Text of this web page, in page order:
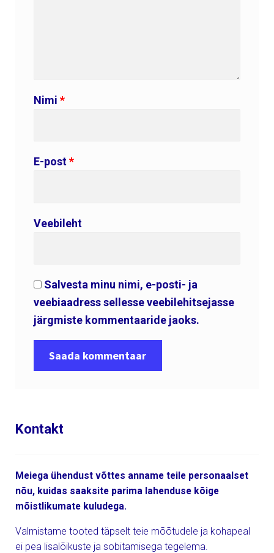
Nimi *
E-post*
Veebileht
Salvesta minu nimi, e-posti- ja
veebiaadress sellesse veebilehitsejasse
järgmiste kommentaaride jaoks.
Kontakt
Meiega ühendust võttes anname teile personaalset
nõu, kuidas saaksite parima lahenduse kõige
mõistlikumate kuludega.
Valmistame tooted täpselt teie mõõtudele ja kohapeal
ei pea lisalõikuste ja sobitamisega tegelema.